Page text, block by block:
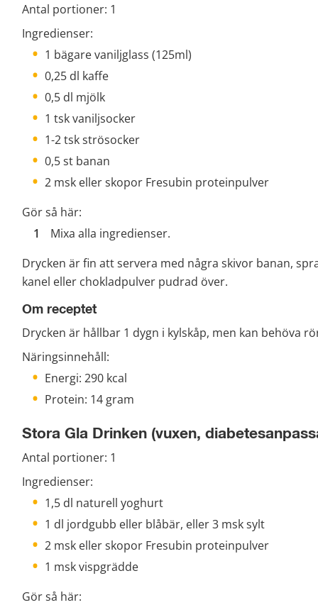
Antal portioner: 1
Ingredienser:
1 bägare vaniljglass (125ml)
0,25 dl kaffe
0,5 dl mjölk
1 tsk vaniljsocker
1-2 tsk strösocker
0,5 st banan
2 msk eller skopor Fresubin proteinpulver
Gör så här:
Mixa alla ingredienser.
Drycken är fin att servera med några skivor banan,
kanel eller chokladpulver pudrad över.
Om receptet
Drycken är hållbar 1 dygn i kylskåp, men kan behöva
Näringsinnehåll:
Energi: 290 kcal
Protein: 14 gram
Stora Gla Drinken (vuxen,
Antal portioner: 1
Ingredienser:
1,5 dl naturell yoghurt
1 dl jordgubb eller blåbär, eller 3 msk sylt
2 msk eller skopor Fresubin proteinpulver
1 msk vispgrädde
Gör så här: